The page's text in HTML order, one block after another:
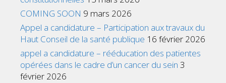
COMING SOON 9 mars 2026
Appel a candidature – Participation aux travaux du
Haut Conseil de la santé publique 16 février 2026
appel a candidature – rééducation des patientes
opérées dans le cadre d’un cancer du sein 3
février 2026